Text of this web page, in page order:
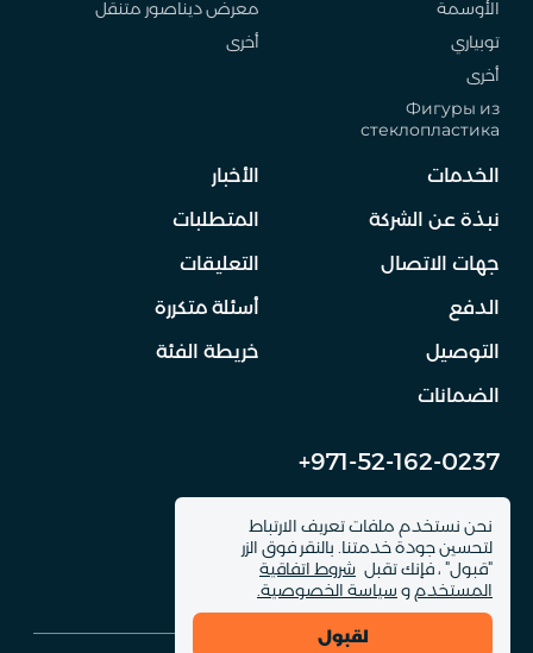
نحن نستخدم ملفات تعريف الارتباط
لتحسين جودة خدمتنا. بالنقر فوق الزر
"قبول" ، فإنك تقبل شروط اتفاقية
المستخدم و سياسة الخصوصية.
لقبول
الأوسمة
توبياري
أخرى
Фигуры из
стеклопластика
معرض ديناصور متنقل
أخرى
الخدمات
نبذة عن الشركة
جهات الاتصال
الدفع
التوصيل
الضمانات
الأخبار
المتطلبات
التعليقات
أسئلة متكررة
خريطة الفئة
+971-52-162-0237
info@dinomachine.ru